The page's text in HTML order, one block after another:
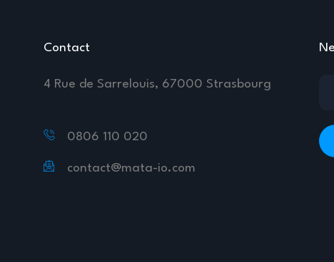
Contact
4 Rue de Sarrelouis, 67000 Strasbourg
0806 110 020
contact@mata-io.com